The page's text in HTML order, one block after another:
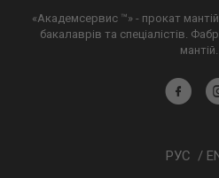
«Академсервис ™» - прокат мантій
бакалаврів та спеціалістів.
мантій.
РУС /